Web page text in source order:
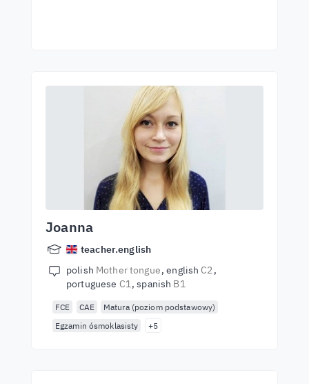
Joanna
teacher.english
polish Mother tongue english C2
portuguese C1 spanish B1
FCE CAE
Matura (poziom podstawowy)
Egzamin ósmoklasisty
+5